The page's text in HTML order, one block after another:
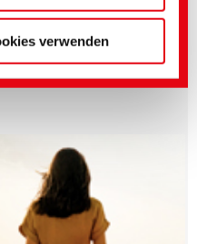
verwenden
Spülprozesse